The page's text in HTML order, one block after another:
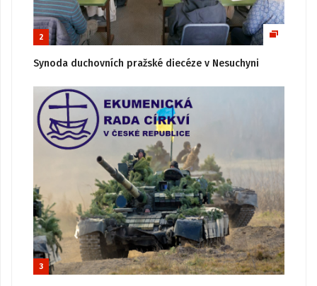
2
Synoda duchovních pražské diecéze v Nesuchyni
3